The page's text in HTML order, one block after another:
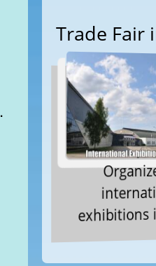
Trade Fair
exhibitions